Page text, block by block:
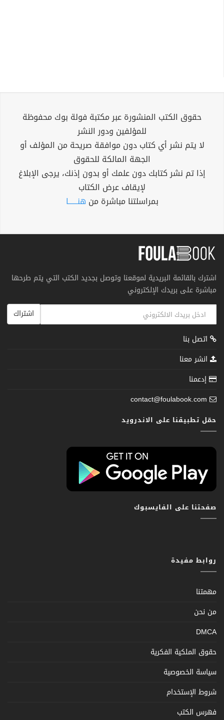
حقوق الكتب المنشورة عبر مكتبة فولة بوك محفوظة
للمؤلفين ودور النشر
لا يتم نشر أي كتاب دون موافقة صريحة من المؤلف أو
الجهة المالكة للحقوق
إذا تم نشر كتابك دون علمك أو بدون إذنك، يرجى الإبلاغ
لإيقاف عرض الكتاب
بمراسلتنا مباشرة من هنــــــا
اشترك بالقائمة البريدية لموقعنا وتوصل بجديد الكتب التي يتم طرحها
مباشرة على بريدك الإلكتروني
اشتراك
اتصل بنا
انشر معنا
إدعمنا
contact@foulabook.com
حمّل تطبيقنا على الاندرويد
صفحتنا على الفايسبوك
روابط مفيدة
مهمتنا
من نحن
DMCA
حقوق الملكية الفكرية
سياسة الخصوصية
شروط الإستخدام
فهرس الكتب